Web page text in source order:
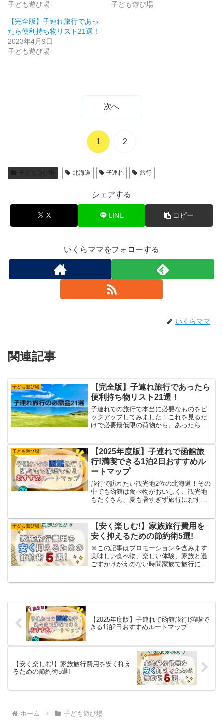
子ども遊び場
子ども遊び場
【完全版】子連れ旅行であっ
たら便利持ち物リスト21選！
2023年4月9日
子ども遊び場
次へ
1 2
子ども遊び場 北海道 子連れ 旅行
シェアする
X LINE コピー
いくらママをフォローする
いくらママ
関連記事
子ども遊び場
【完全版】子連れ旅行であったら
便利持ち物リスト21選！
子連れでの旅行で本当に必要なものをピ
ックアップしてみました！これを見るだ
けで必要最低限の荷物から、あったら便
子ども遊び場
【2025年度版】子連れで函館旅
行!満喫できる1泊2日おすすめル
ートマップ
旅行で訪れたい観光地2位の北海道！その
中でも函館は食べ物がおいしく、観光地
もたくさん、夏も暑すぎず旅行におすす
子ども遊び場
【安く楽しむ!】家族旅行費用を
安く抑えるための節約術5選!
※この記事はプロモーションを含みます
美味しい食べ物、楽しい体験、家族と過
ごすかけがえのない時間家族で旅行に行
【2025年度版】子連れで函館旅行!満喫で
きる1泊2日おすすめルートマップ
【安く楽しむ!】家族旅行費用を安く抑え
るための節約術5選!
ホーム 子ども遊び場